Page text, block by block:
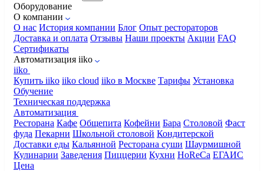
Оборудование
О компании
О нас История компании Блог Опыт рестораторов
Доставка и оплата Отзывы Наши проекты Акции FAQ
Сертификаты
Автоматизация iiko
iiko
Купить iiko iiko cloud iiko в Москве Тарифы Установка
Обучение
Техническая поддержка
Автоматизация
Ресторана Кафе Общепита Кофейни Бара Столовой Фаст
фуда Пекарни Школьной столовой Кондитерской
Доставки еды Кальянной Ресторана суши Шаурмишной
Кулинарии Заведения Пиццерии Кухни HoReCa ЕГАИС
Цена